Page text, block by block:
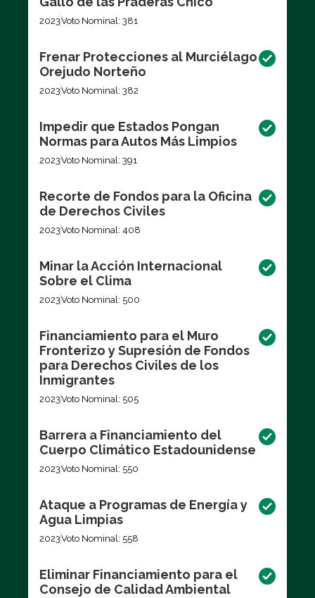
2023Voto Nominal: 381
Frenar Protecciones al Murciélago
Orejudo Norteño
2023Voto Nominal: 382
Impedir que Estados Pongan
Normas para Autos Más Limpios
2023Voto Nominal: 391
Recorte de Fondos para la Oficina
de Derechos Civiles
2023Voto Nominal: 408
Minar la Acción Internacional
Sobre el Clima
2023Voto Nominal: 500
Financiamiento para el Muro
Fronterizo y Supresión de Fondos
para Derechos Civiles de los
Inmigrantes
2023Voto Nominal: 505
Barrera a Financiamiento del
Cuerpo Climático Estadounidense
2023Voto Nominal: 550
Ataque a Programas de Energía y
Agua Limpias
2023Voto Nominal: 558
Eliminar Financiamiento para el
Consejo de Calidad Ambiental